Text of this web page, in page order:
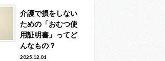
介護で損をしない
ための「おむつ使
用証明書」ってど
んなもの？
2025.12.01